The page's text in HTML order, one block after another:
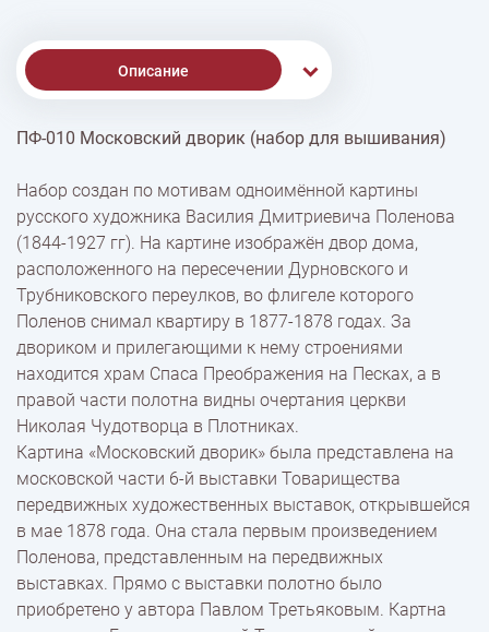
Описание
% Скидки
Доставка
Оплата
ПФ-010 Московский дворик (набор для вышивания)
Набор создан по мотивам одноимённой картины
русского художника Василия Дмитриевича Поленова
(1844-1927 гг). На картине изображён двор дома,
расположенного на пересечении Дурновского и
Трубниковского переулков, во флигеле которого
Поленов снимал квартиру в 1877-1878 годах. За
двориком и прилегающими к нему строениями
находится храм Спаса Преображения на Песках, а в
правой части полотна видны очертания церкви
Николая Чудотворца в Плотниках.
Картина «Московский дворик» была представлена на
московской части 6-й выставки Товарищества
передвижных художественных выставок, открывшейся
в мае 1878 года. Она стала первым произведением
Поленова, представленным на передвижных
выставках. Прямо с выставки полотно было
приобретено у автора Павлом Третьяковым. Картна